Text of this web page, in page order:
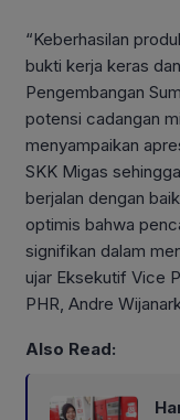
“Keberhasilan
bukti kerja keras
Pengembangan
potensi cadangan
menyampaikan
SKK Migas
berjalan dengan
optimis bahwa
signifikan dalam
ujar Eksekutif Vice
PHR, Andre
Also Read: